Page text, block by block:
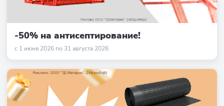
-50% на антисептирование!
с 1 июня 2026 по 31 августа 2026